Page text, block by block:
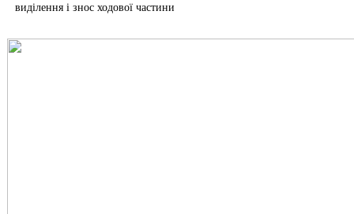
виділення і знос ходової частини